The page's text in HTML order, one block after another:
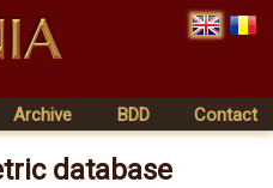
Archive BDD Contact
database